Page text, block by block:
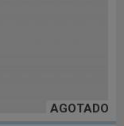
AGOTADO